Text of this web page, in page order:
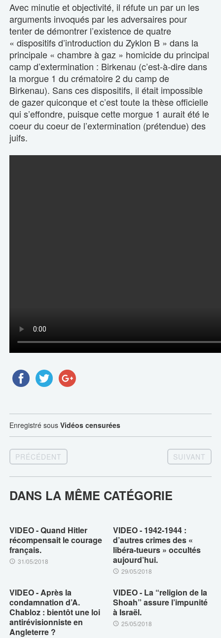
Avec minutie et objectivité, il réfute un par un les
arguments invoqués par les adversaires pour
tenter de démontrer l’existence de quatre
« dispositifs d’introduction du Zyklon B » dans la
principale « chambre à gaz » homicide du principal
camp d’extermination : Birkenau (c’est-à-dire dans
la morgue 1 du crématoire 2 du camp de
Birkenau). Sans ces dispositifs, il était impossible
de gazer quiconque et c’est toute la thèse officielle
qui s’effondre, puisque cette morgue 1 aurait été le
coeur du coeur de l’extermination (prétendue) des
juifs.
Enregistré sous Vidéos censurées
PRÉCÉDENT SUIVANT
DANS LA MÊME CATÉGORIE
VIDEO - Quand Hitler
récompensait le courage
français.
31/05/2018
VIDEO - 1942-1944 :
d’autres crimes des «
libéra-tueurs » occultés
aujourd’hui.
29/05/2018
VIDEO - Après la
condamnation d’A.
Chabloz : bientôt une loi
antirévisionniste en
Angleterre ?
VIDEO - La “religion de la
Shoah” assure l’impunité
à Israël.
25/05/2018